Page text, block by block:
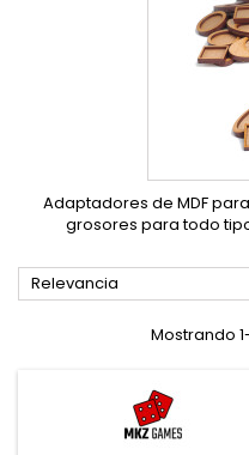
Adaptadores de MDF
grosores para todo
Relevancia
Mostrando